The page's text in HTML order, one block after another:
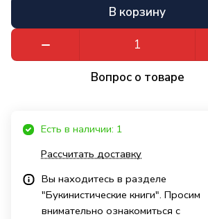
В корзину
Вопрос о товаре
Есть в наличии: 1
Рассчитать доставку
Вы находитесь в разделе
"Букинистические книги". Просим
внимательно ознакомиться с